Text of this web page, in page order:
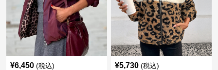
¥6,450 (税込) ¥5,730 (税込)